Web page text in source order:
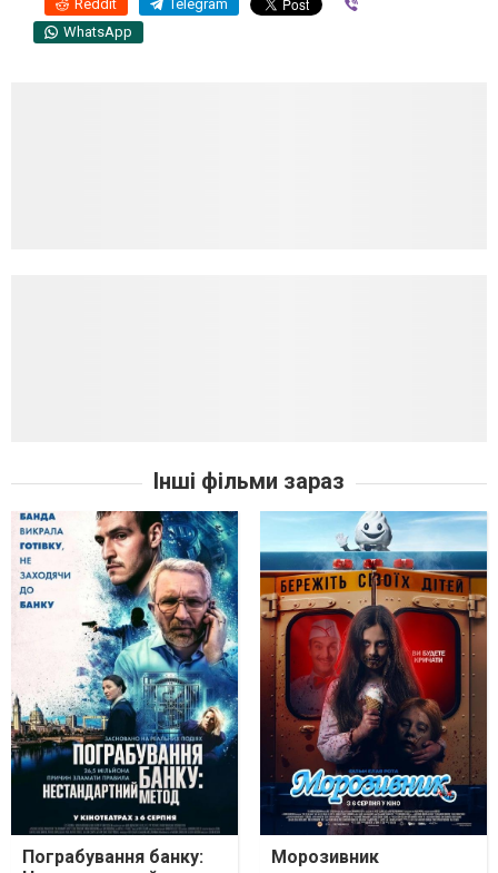
Reddit Telegram
WhatsApp
Інші фільми зараз
Пограбування банку:
Морозивник